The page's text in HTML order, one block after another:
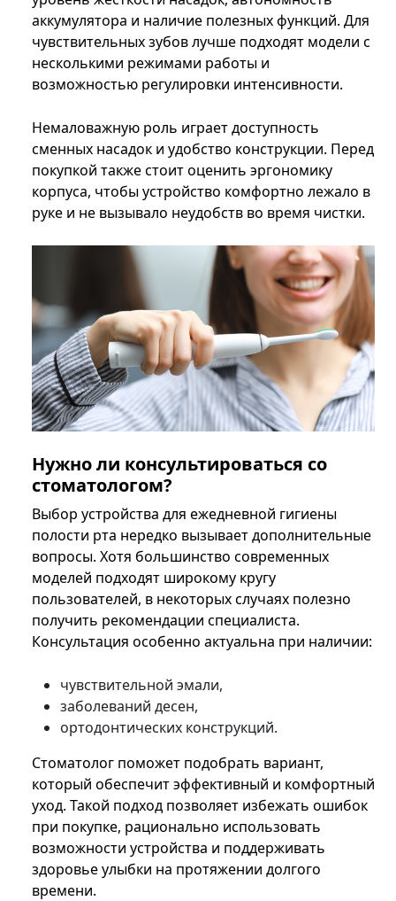
аккумулятора и наличие полезных функций. Для
чувствительных зубов лучше подходят модели с
несколькими режимами работы и
возможностью регулировки интенсивности.
Немаловажную роль играет доступность
сменных насадок и удобство конструкции. Перед
покупкой также стоит оценить эргономику
корпуса, чтобы устройство комфортно лежало в
руке и не вызывало неудобств во время чистки.
Нужно ли консультироваться со
стоматологом?
Выбор устройства для ежедневной гигиены
полости рта нередко вызывает дополнительные
вопросы. Хотя большинство современных
моделей подходят широкому кругу
пользователей, в некоторых случаях полезно
получить рекомендации специалиста.
Консультация особенно актуальна при наличии:
чувствительной эмали,
заболеваний десен,
ортодонтических конструкций.
Стоматолог поможет подобрать вариант,
который обеспечит эффективный и комфортный
уход. Такой подход позволяет избежать ошибок
при покупке, рационально использовать
возможности устройства и поддерживать
здоровье улыбки на протяжении долгого
времени.